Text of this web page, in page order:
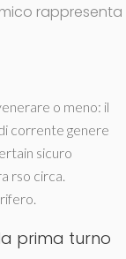
rappresenta
o meno: il
corrente genere
sicuro
rso circa.
prima turno